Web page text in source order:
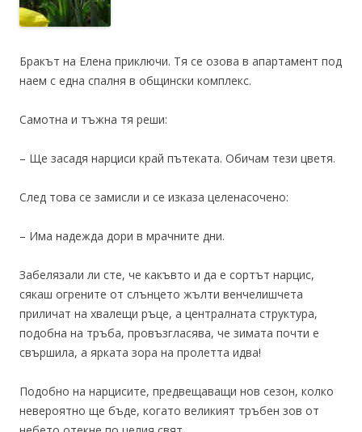
Бракът на Елена приключи. Тя се озова в апартамент под
наем с една спалня в общински комплекс.
Самотна и тъжна тя реши:
– Ще засадя нарциси край пътеката. Обичам тези цветя.
След това се замисли и се изказа целенасочено:
– Има надежда дори в мрачните дни.
Забелязали ли сте, че какъвто и да е сортът нарцис,
сякаш огрените от слънцето жълти венчелишчета
приличат на хвалещи ръце, а централната структура,
подобна на тръба, провъзгласява, че зимата почти е
свършила, а ярката зора на пролетта идва!
Подобно на нарцисите, предвещаващи нов сезон, колко
невероятно ще бъде, когато великият тръбен зов от